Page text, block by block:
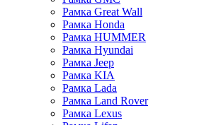
Рамка Great Wall
Рамка Honda
Рамка HUMMER
Рамка Hyundai
Рамка Jeep
Рамка KIA
Рамка Lada
Рамка Land Rover
Рамка Lexus